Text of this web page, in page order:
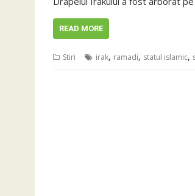
READ MORE
Stiri irak, ramadi, statul islamic,